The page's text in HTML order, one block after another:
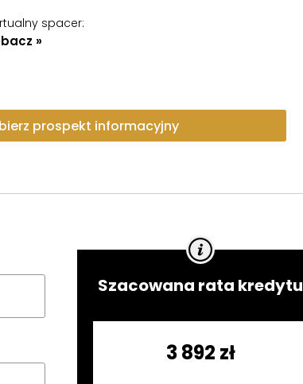
spacer:
»
prospekt informacyjny
Szacowana rata kredytu
3 892 zł